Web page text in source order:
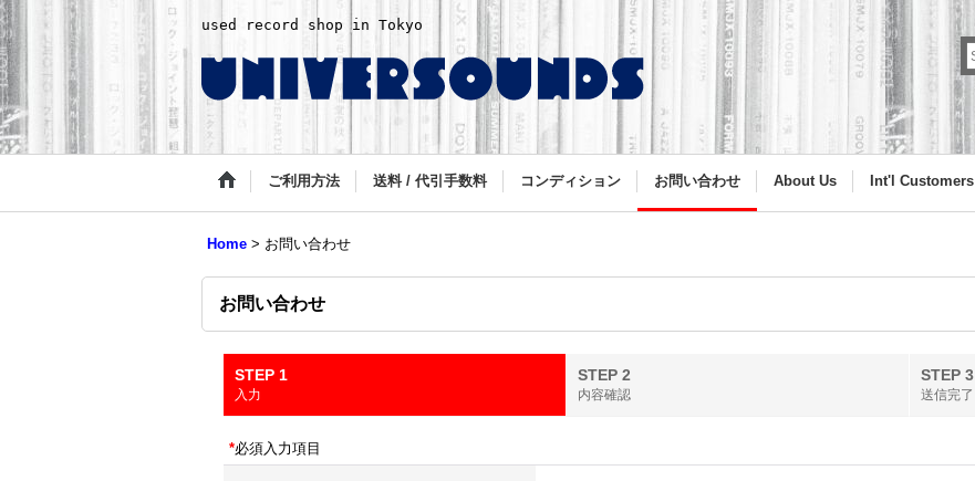
used record shop in Tokyo
ご利用方法 送料 / 代引手数料 コンディション お問い合わせ About Us Int'l Customers
Home > お問い合わせ
お問い合わせ
STEP 1
入力
STEP 2
内容確認
STEP 3
送信完了
*必須入力項目